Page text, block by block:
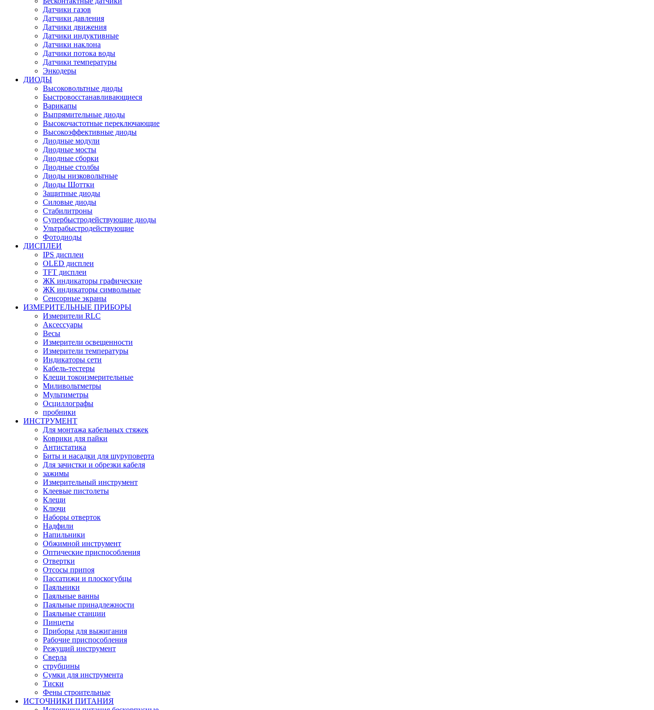
Датчики газов
Датчики давления
Датчики движения
Датчики индуктивные
Датчики наклона
Датчики потока воды
Датчики температуры
Энкодеры
ДИОДЫ
Высоковольтные диоды
Быстровосстанавливающиеся
Варикапы
Выпрямительные диоды
Высокочастотные переключающие
Высокоэффективные диоды
Диодные модули
Диодные мосты
Диодные сборки
Диодные столбы
Диоды низковольтные
Диоды Шоттки
Защитные диоды
Силовые диоды
Стабилитроны
Супербыстродействующие диоды
Ультрабыстродействующие
Фотодиоды
ДИСПЛЕИ
IPS дисплеи
OLED дисплеи
TFT дисплеи
ЖК индикаторы графические
ЖК индикаторы символьные
Сенсорные экраны
ИЗМЕРИТЕЛЬНЫЕ ПРИБОРЫ
Измерители RLC
Аксессуары
Весы
Измерители освещенности
Измерители температуры
Индикаторы сети
Кабель-тестеры
Клещи токоизмерительные
Миливольтметры
Мультиметры
Осциллографы
пробники
ИНСТРУМЕНТ
Для монтажа кабельных стяжек
Коврики для пайки
Антистатика
Биты и насадки для шуруповерта
Для зачистки и обрезки кабеля
зажимы
Измерительный инструмент
Клеевые пистолеты
Клещи
Ключи
Наборы отверток
Надфили
Напильники
Обжимной инструмент
Оптические приспособления
Отвертки
Отсосы припоя
Пассатижи и плоскогубцы
Паяльники
Паяльные ванны
Паяльные принадлежности
Паяльные станции
Пинцеты
Приборы для выжигания
Рабочие приспособления
Режущий инструмент
Сверла
струбцины
Сумки для инструмента
Тиски
Фены строительные
ИСТОЧНИКИ ПИТАНИЯ